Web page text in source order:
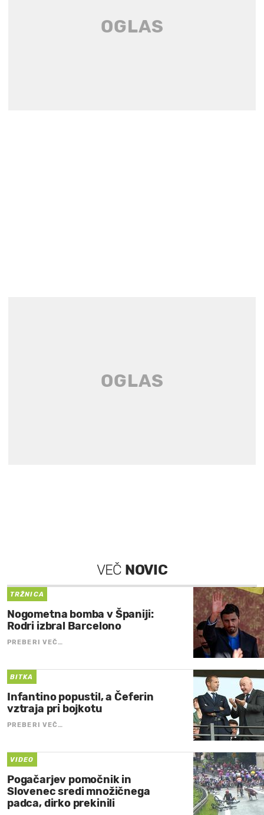
VEČ NOVIC
TRŽNICA
Nogometna bomba v Španiji:
Rodri izbral Barcelono
PREBERI VEČ…
BITKA
Infantino popustil, a Čeferin
vztraja pri bojkotu
PREBERI VEČ…
VIDEO
Pogačarjev pomočnik in
Slovenec sredi množičnega
padca, dirko prekinili